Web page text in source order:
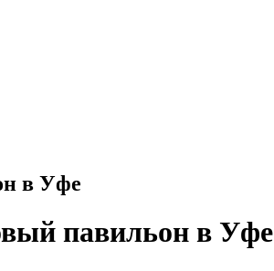
в Уфе
павильон в Уфе